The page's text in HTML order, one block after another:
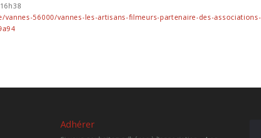
56000/vannes-les-artisans-filmeurs-partenaire-des-associations-
Adhérer